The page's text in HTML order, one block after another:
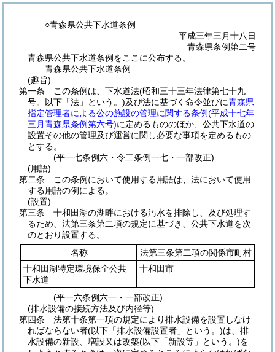
○青森県公共下水道条例
平成三年三月十八日
青森県条例第二号
青森県公共下水道条例をここに公布する。
青森県公共下水道条例
(趣旨)
第一条
この条例は、下水道法(昭和三十三年法律第七十九
号。以下「法」という。)及び法に基づく命令並びに青森県
指定管理者による公の施設の管理に関する条例(平成十七年
三月青森県条例第六号)に定めるもののほか、公共下水道の
設置その他の管理及び運営に関し必要な事項を定めるもの
とする。
(平一七条例六・令二条例一七・一部改正)
(用語)
第二条
この条例において使用する用語は、法において使用
する用語の例による。
(設置)
第三条
十和田湖の湖畔における汚水を排除し、及び処理す
るため、法第三条第二項の規定に基づき、公共下水道を次
のとおり設置する。
名称
法第三条第二項の関係市町村
十和田湖特定環境保全公共
下水道
十和田市
(平一六条例六一・一部改正)
(排水設備の接続方法及び内径等)
第四条
法第十条第一項の規定により排水設備を設置しなけ
ればならない者(以下「排水設備設置者」という。)は、排
水設備の新設、増設又は改築(以下「新設等」という。)を